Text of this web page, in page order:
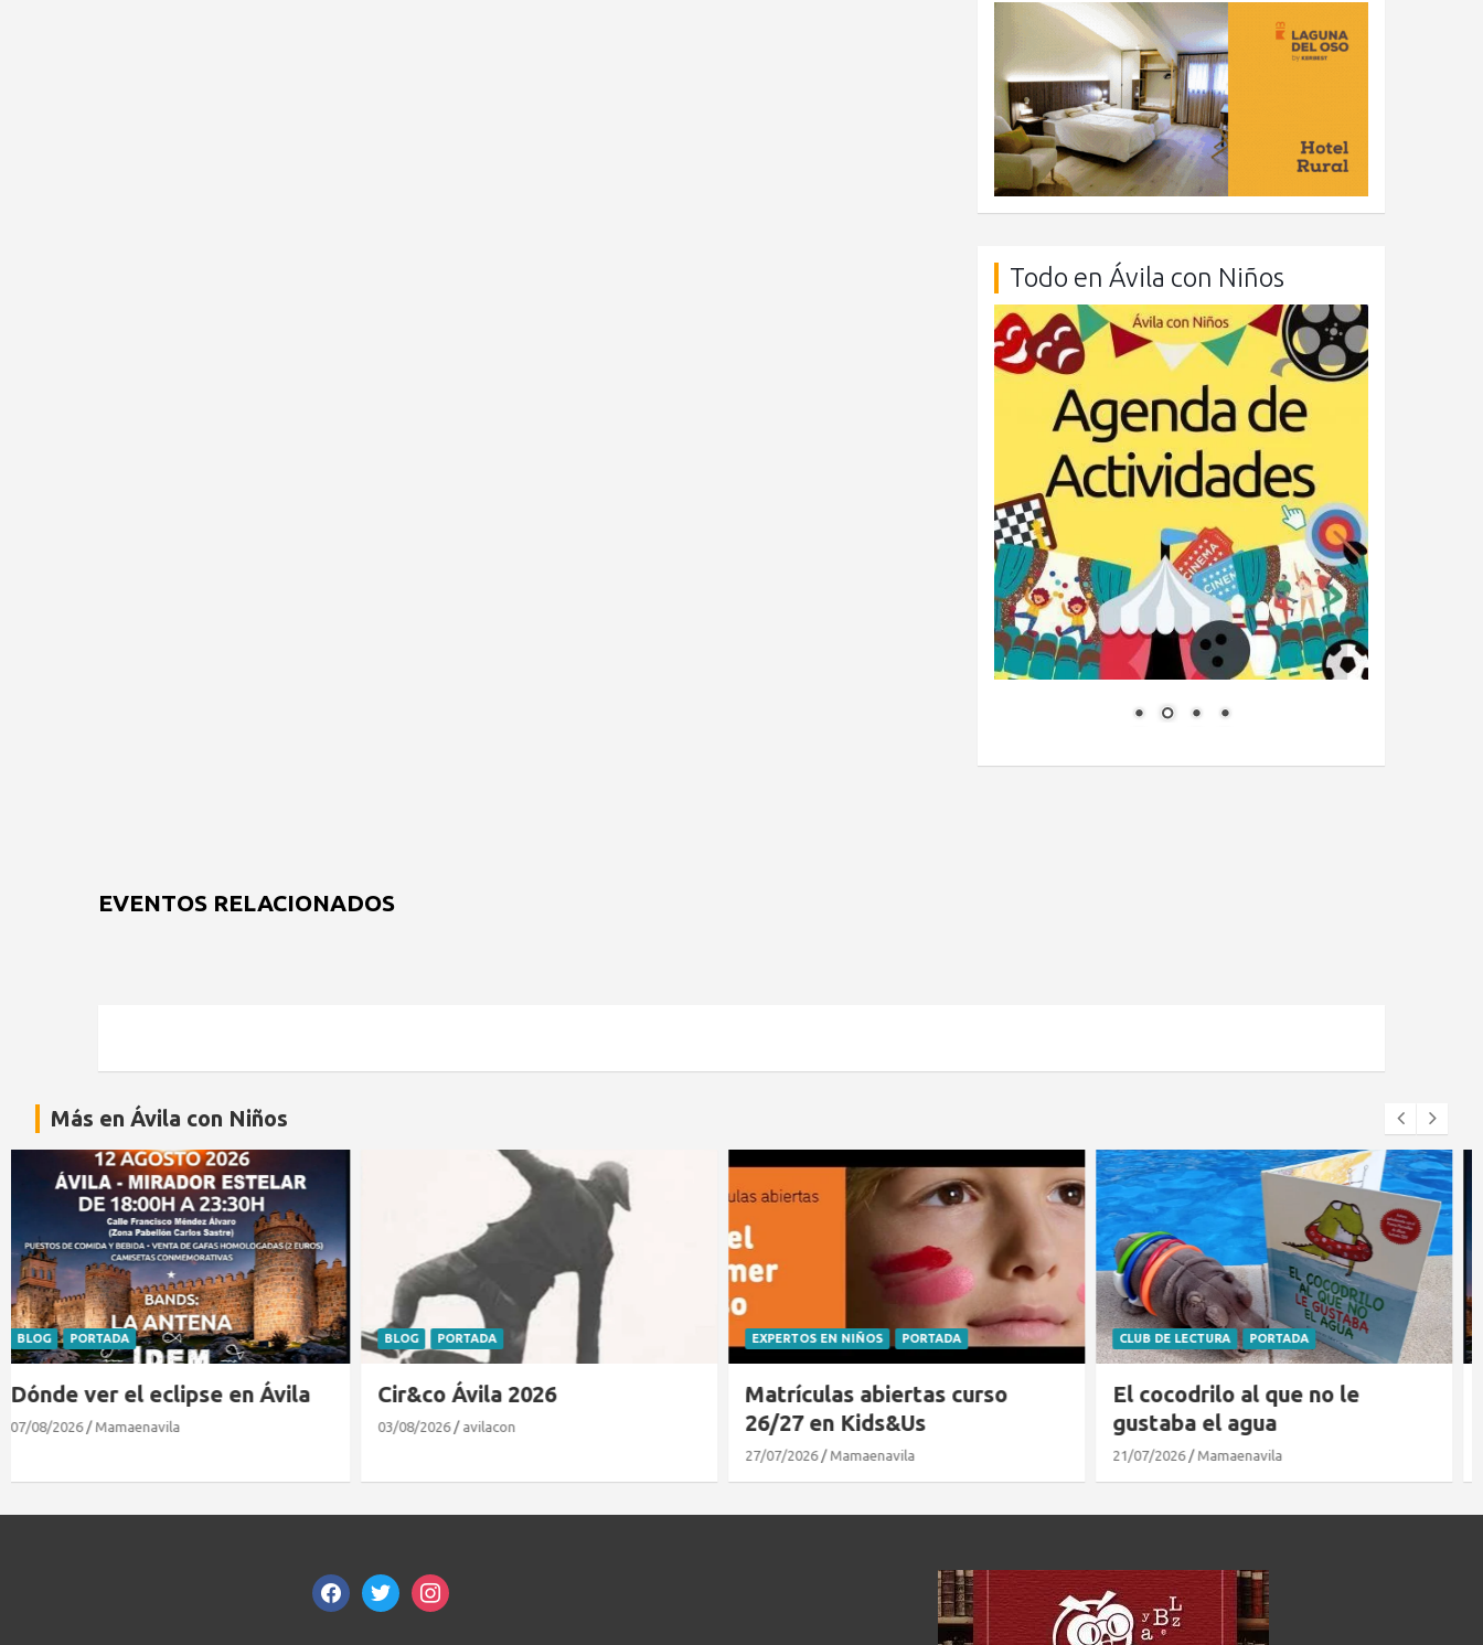
Todo en Ávila con Niños
EVENTOS RELACIONADOS
Más en Ávila con Niños
BLOG PORTADA
Cir&co Ávila 2026
03/08/2026 avilacon
EXPERTOS EN NIÑOS
Matrículas abiertas curso
26/27 en Kids&Us
CLUB DE LECTURA PORTADA
El cocodrilo al que no le
gustaba el agua
21/07/2026 Mamaenavila
BLOG PORTADA
Dónde ver el eclipse en Ávila
07/08/2026 Mamaenavila
facebooktwitterinstagram